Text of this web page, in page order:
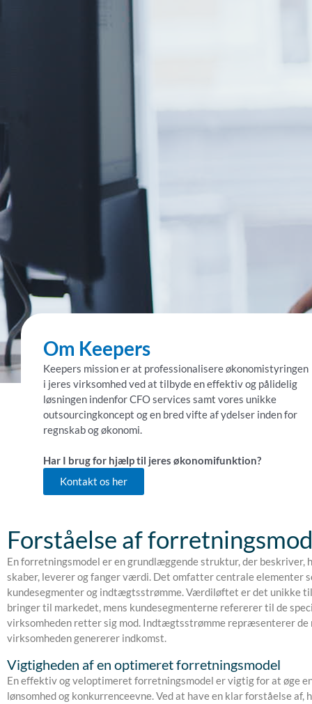
Om Keepers
Keepers mission er at professionalisere økonomistyringen
i jeres virksomhed ved at tilbyde en effektiv og pålidelig
løsningen indenfor CFO services samt vores unikke
outsourcingkoncept og en bred vifte af ydelser inden for
regnskab og økonomi.
Har I brug for hjælp til jeres økonomifunktion?
Kontakt os her
Forståelse af
En forretningsmodel er en grundlæggende struktur, der beskriver,
skaber, leverer og fanger værdi. Det omfatter centrale elementer
kundesegmenter og indtægtsstrømme. Værdiløftet er det unikke
bringer til markedet, mens kundesegmenterne refererer til de
virksomheden retter sig mod. Indtægtsstrømme repræsenterer de
virksomheden genererer indkomst.
Vigtigheden af en optimeret forretningsmodel
En effektiv og veloptimeret forretningsmodel er vigtig for at øge
lønsomhed og konkurrenceevne. Ved at have en klar forståelse af,